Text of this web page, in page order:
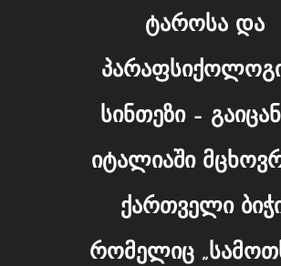
ტაროსა და
სინთეზი –
იტალიაში
ქართველი
რომელიც